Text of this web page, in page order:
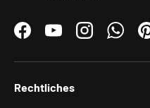
FacebookYouTubeInstagram
Rechtliches